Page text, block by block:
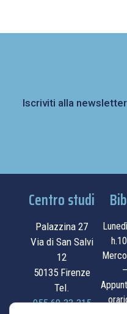
Iscriviti alla newsletter
Centro studi
Palazzina 27
Via di San Salvi
12
50135 Firenze
Tel.
055.69.33.315